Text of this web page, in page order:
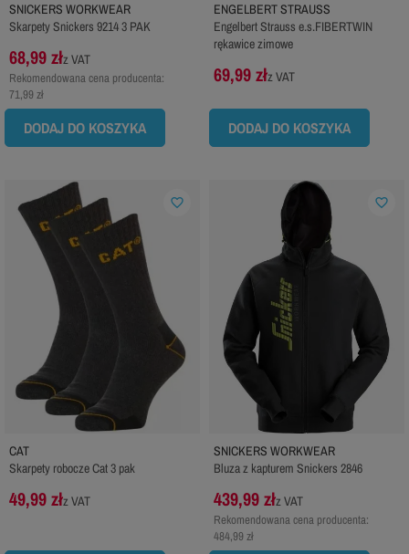
SNICKERS WORKWEAR
Skarpety Snickers 9214 3 PAK
68,99 złz VAT
Rekomendowana cena producenta:
71,99 zł
DODAJ DO KOSZYKA
ENGELBERT STRAUSS
Engelbert Strauss e.s.FIBERTWIN
rękawice zimowe
69,99 złz VAT
DODAJ DO KOSZYKA
CAT
Skarpety robocze Cat 3 pak
49,99 złz VAT
favorite_border
SNICKERS WORKWEAR
Bluza z kapturem Snickers 2846
439,99 złz VAT
Rekomendowana cena producenta:
484,99 zł
favorite_border